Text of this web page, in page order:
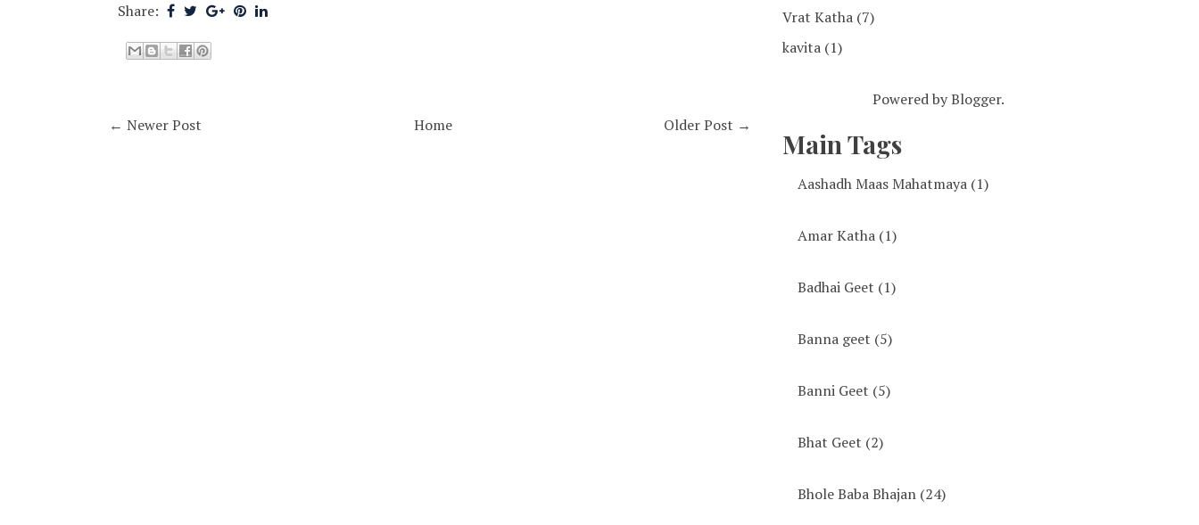
Share:
← Newer Post Older Post →
Home
Vrat Katha (7)
kavita (1)
Powered byBlogger.
Main Tags
Aashadh Maas Mahatmaya (1)
Amar Katha (1)
Badhai Geet (1)
Banna geet (5)
Banni Geet (5)
Bhat Geet (2)
Bhole Baba Bhajan (24)